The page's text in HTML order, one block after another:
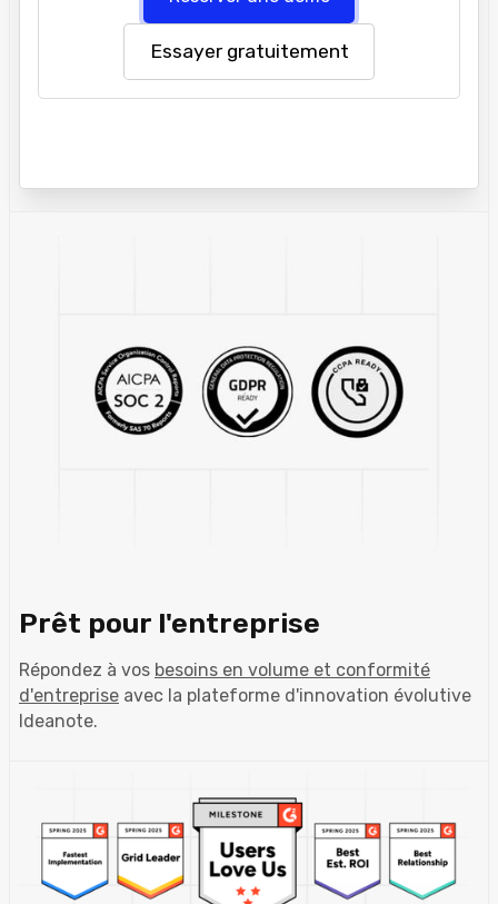
Essayer gratuitement
Prêt pour l'entreprise
Répondez à vos besoins en volume et conformité
d'entreprise avec la plateforme d'innovation évolutive
Ideanote.